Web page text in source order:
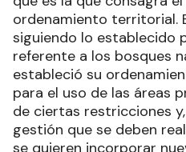
ordenamiento territorial.
siguiendo lo establecido
referente a los bosques
estableció su
para el uso de las áreas
de ciertas restricciones
gestión que se deben
se quieren incorporar